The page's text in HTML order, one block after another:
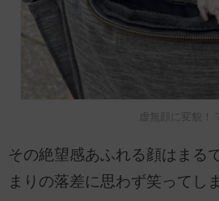
虚無顔に変貌！？
その絶望感あふれる顔はまる
まりの落差に思わず笑ってし